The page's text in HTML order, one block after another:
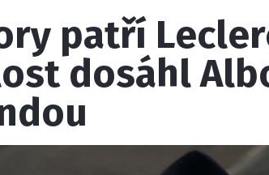
serveru F1NEWS.cz je INCORP MEDIA
patří
dosáhl